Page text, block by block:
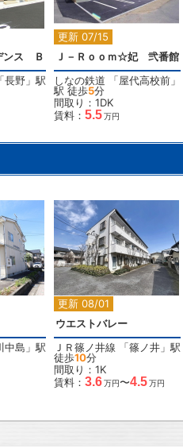
ンス Ｂ
長野 」駅
更新 07/15
2
Ｊ－Ｒｏｏｍ☆妃 弐番館
しなの鉄道 「屋代高校前 」
駅 徒歩5分
間取り：1DK
賃料： 5.5万円
中島 」駅
更新 08/01
2
ウエストバレー
ＪＲ篠ノ井線 「篠ノ井 」駅
徒歩10分
間取り：1K
賃料： 3.6万円〜4.5万円